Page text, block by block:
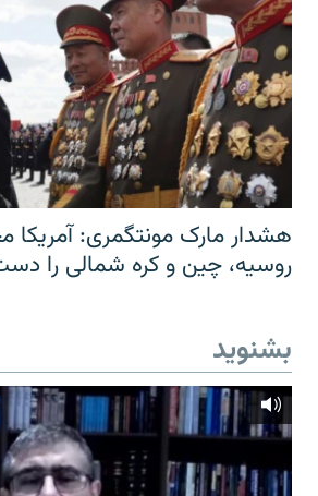
هشدار مارک مونتگمری: آمریکا
روسیه، چین و کره شمالی را
بشنوید